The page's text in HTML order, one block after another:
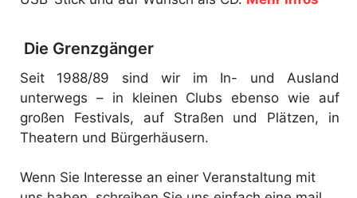
Die Grenzgänger
Seit 1988/89 sind wir im In- und Ausland
unterwegs – in kleinen Clubs ebenso wie auf
großen Festivals, auf Straßen und Plätzen, in
Theatern und Bürgerhäusern.
Wenn Sie Interesse an einer Veranstaltung mit